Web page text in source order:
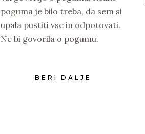
poguma je bilo treba, da sem si
upala pustiti vse in odpotovati.
Ne bi govorila o pogumu.
BERI DALJE